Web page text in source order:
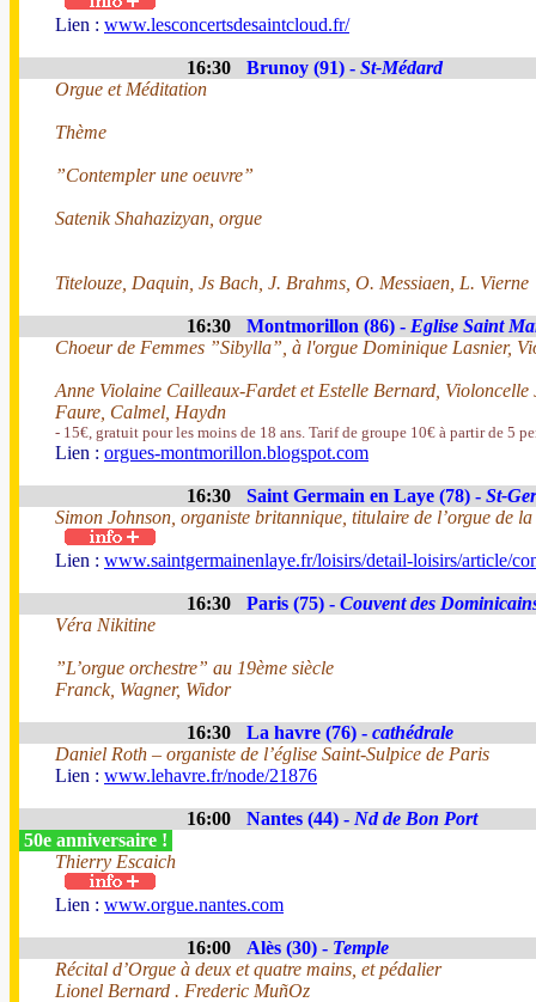
Lien : www.lesconcertsdesaintcloud.fr/
16:30 Brunoy (91) - St-Médard
Orgue et Méditation
Thème
”Contempler une oeuvre”
Satenik Shahazizyan, orgue
Titelouze, Daquin, Js Bach, J. Brahms, O. Messiaen, L. Vierne
16:30 Montmorillon (86) - Eglise Saint
Choeur de Femmes ”Sibylla”, à l'orgue Dominique Lasnier,
Anne Violaine Cailleaux-Fardet et Estelle Bernard, Violoncelle
Faure, Calmel, Haydn
- 15€, gratuit pour les moins de 18 ans. Tarif de groupe 10€ à partir de 5
Lien : orgues-montmorillon.blogspot.com
16:30 Saint Germain en Laye (78) - St-
Simon Johnson, organiste britannique, titulaire de l’orgue de
Lien : www.saintgermainenlaye.fr/loisirs/detail-loisirs/article/
16:30 Paris (75) - Couvent des
Véra Nikitine
”L’orgue orchestre” au 19ème siècle
Franck, Wagner, Widor
16:30 La havre (76) - cathédrale
Daniel Roth – organiste de l’église Saint-Sulpice de Paris
Lien : www.lehavre.fr/node/21876
16:00 Nantes (44) - Nd de Bon Port
50e anniversaire !
Thierry Escaich
Lien : www.orgue.nantes.com
16:00 Alès (30) - Temple
Récital d’Orgue à deux et quatre mains, et pédalier
Lionel Bernard . Frederic MuñOz